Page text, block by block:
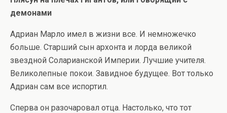
демонами
Адриан Марло имел в жизни все. И немножечко
больше. Старший сын архонта и лорда великой
звездной Соларианской Империи. Лучшие учителя.
Великолепные покои. Завидное будущее. Вот только
Адриан сам все испортил.
Сперва он разочаровал отца. Настолько, что тот